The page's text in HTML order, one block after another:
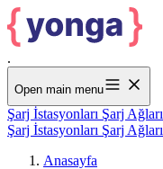
.
Open main menu
Şarj İstasyonları Şarj Ağları
Şarj İstasyonları Şarj Ağları
Anasayfa